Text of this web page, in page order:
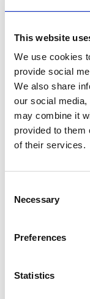
This website
We use cookies
provide social
We also share
our social
may combine it
provided to them
of their services.
Selection
Necessary
Preferences
Statistics
MONIER
E13 Plåt Tegelröd
1 560